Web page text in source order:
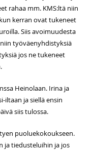
rahaa mm. KMS:ltä niin
kerran ovat tukeneet
Siis avoimuudesta
työväenyhdistyksiä
jos ne tukeneet
Heinolaan. Irina ja
iltaan ja siellä ensin
siis tulossa.
puoluekokoukseen.
ja tiedusteluihin ja jos